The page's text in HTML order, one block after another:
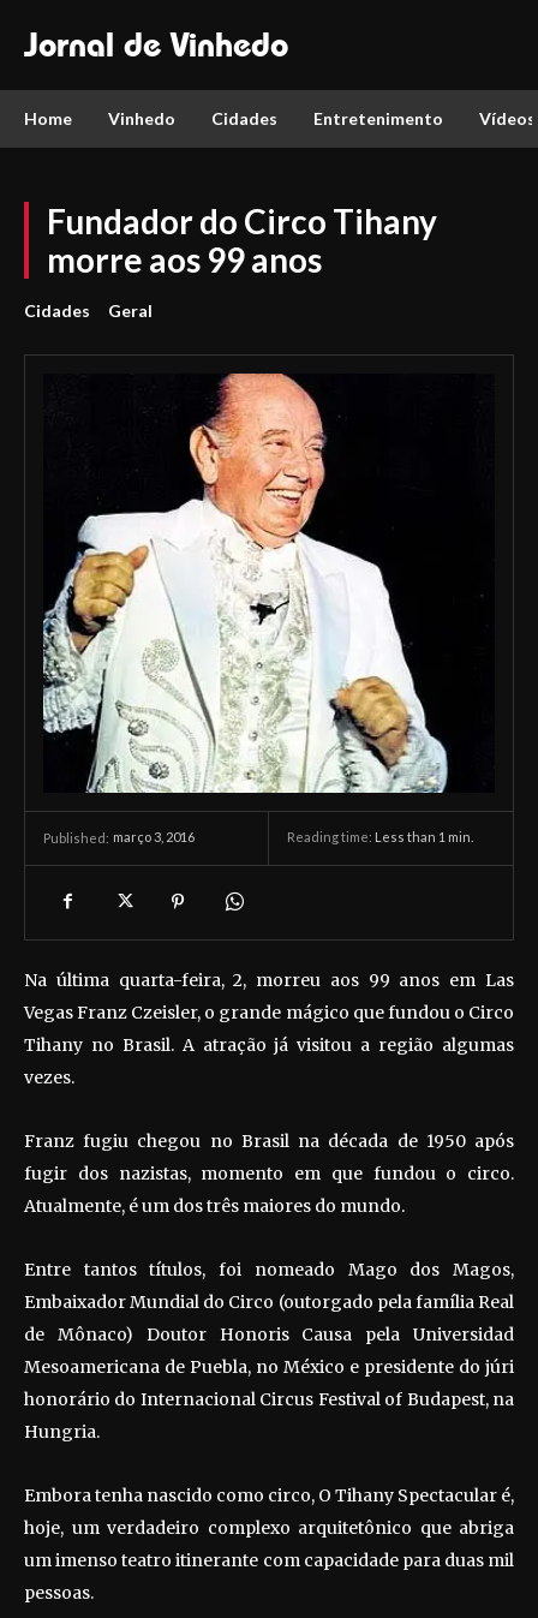
Jornal de Vinhedo
Home Vinhedo Cidades Entretenimento Vídeos
Fundador do Circo Tihany
morre aos 99 anos
Cidades Geral
Published: março 3, 2016 Reading time: Less than 1 min.
Na última quarta-feira, 2, morreu aos 99 anos em Las
Vegas Franz Czeisler, o grande mágico que fundou o Circo
Tihany no Brasil. A atração já visitou a região algumas
vezes.
Franz fugiu chegou no Brasil na década de 1950 após
fugir dos nazistas, momento em que fundou o circo.
Atualmente, é um dos três maiores do mundo.
Entre tantos títulos, foi nomeado Mago dos Magos,
Embaixador Mundial do Circo (outorgado pela família Real
de Mônaco) Doutor Honoris Causa pela Universidad
Mesoamericana de Puebla, no México e presidente do júri
honorário do Internacional Circus Festival of Budapest, na
Hungria.
Embora tenha nascido como circo, O Tihany Spectacular é,
hoje, um verdadeiro complexo arquitetônico que abriga
um imenso teatro itinerante com capacidade para duas mil
pessoas.